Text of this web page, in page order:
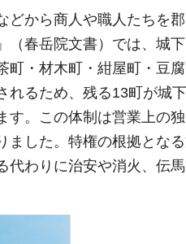
から商人や職人たちを
（春岳院文書）では、城
町・材木町・紺屋町・豆
れるため、残る13町が城
。この体制は営業上の
ました。特権の根拠とな
代わりに治安や消火、伝